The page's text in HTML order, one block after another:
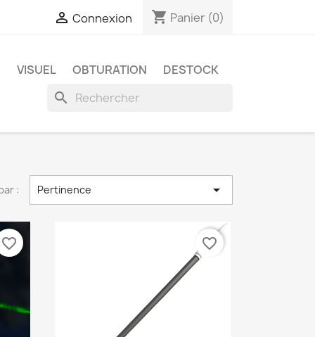
 Connexion shopping_cart Panier (0)
VISUEL OBTURATION DESTOCK
search
: Pertinence 
favorite_border favorite_border